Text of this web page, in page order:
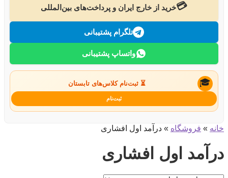
💳خرید از خارج ایران و پرداخت‌های بین‌المللی
تلگرام پشتیبانی
واتساپ پشتیبانی
🎓 ⏳ ثبت‌نام کلاس‌های تابستان
ثبت‌نام
خانه » فروشگاه » درآمد اول افشاری
درآمد اول افشاری